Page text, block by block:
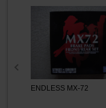
ENDLESS MX-72